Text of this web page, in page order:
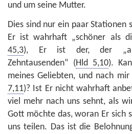
und um seine Mutter.
Dies sind nur ein paar Stationen
Er ist wahrhaft „schöner als
45,3), Er ist der, der
Zehntausenden“ (Hld 5,10).
meines Geliebten, und nach
7,11)? Ist Er nicht wahrhaft
viel mehr nach uns sehnt, als
Gott möchte das, woran Er sich
uns teilen. Das ist die